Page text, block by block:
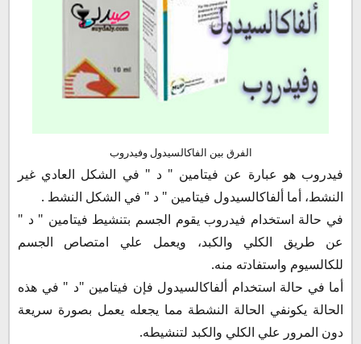
الفرق بين الفاكالسيدول وفيدروب
فيدروب هو عبارة عن فيتامين " د " في الشكل العادي غير
النشط، أما ألفاكالسيدول فيتامين " د " في الشكل النشط .
في حالة استخدام فيدروب يقوم الجسم بتنشيط فيتامين " د "
عن طريق الكلي والكبد، ويعمل علي امتصاص الجسم
للكالسيوم واستفادته منه.
أما في حالة استخدام ألفاكالسيدول فإن فيتامين "د " في هذه
الحالة يكونفي الحالة النشطة مما يجعله يعمل بصورة سريعة
دون المرور علي الكلي والكبد لتنشيطه.